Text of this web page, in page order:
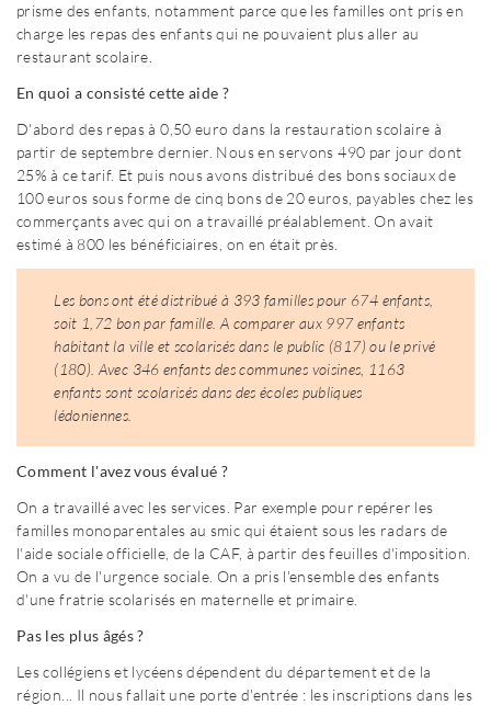
prisme des enfants, notamment parce que les familles ont pris en
charge les repas des enfants qui ne pouvaient plus aller au
restaurant scolaire.
En quoi a consisté cette aide ?
D'abord des repas à 0,50 euro dans la restauration scolaire à
partir de septembre dernier. Nous en servons 490 par jour dont
25% à ce tarif. Et puis nous avons distribué des bons sociaux de
100 euros sous forme de cinq bons de 20 euros, payables chez les
commerçants avec qui on a travaillé préalablement. On avait
estimé à 800 les bénéficiaires, on en était près.
Les bons ont été distribué à 393 familles pour 674 enfants,
soit 1,72 bon par famille. A comparer aux 997 enfants
habitant la ville et scolarisés dans le public (817) ou le privé
(180). Avec 346 enfants des communes voisines, 1163
enfants sont scolarisés dans des écoles publiques
lédoniennes.
Comment l'avez vous évalué ?
On a travaillé avec les services. Par exemple pour repérer les
familles monoparentales au smic qui étaient sous les radars de
l'aide sociale officielle, de la CAF, à partir des feuilles d'imposition.
On a vu de l'urgence sociale. On a pris l'ensemble des enfants
d'une fratrie scolarisés en maternelle et primaire.
Pas les plus âgés ?
Les collégiens et lycéens dépendent du département et de la
région... Il nous fallait une porte d'entrée : les inscriptions dans les